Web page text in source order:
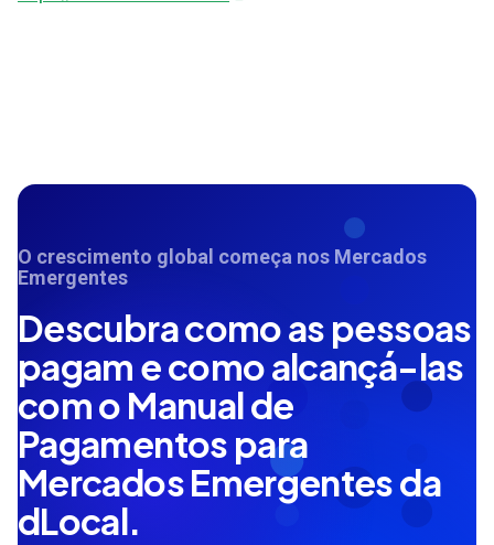
O crescimento global começa nos Mercados
Emergentes
Descubra como as pessoas
pagam e como alcançá-las
com o Manual de
Pagamentos para
Mercados Emergentes da
dLocal.